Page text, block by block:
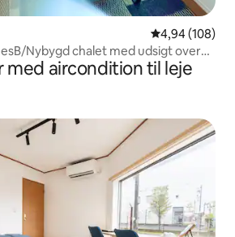
4,94 ud af 5 i
4,94 (108)
Nybygd chalet med udsigt over
med aircondition til leje